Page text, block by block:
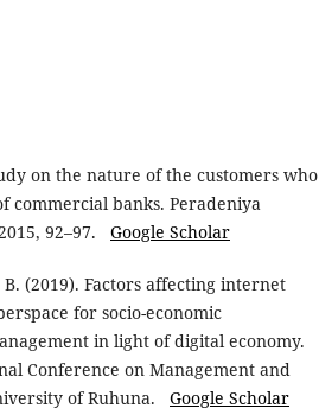
on the nature of the customers who
commercial banks. Peradeniya
92–97. Google Scholar
(2019). Factors affecting internet
for socio-economic
in light of digital economy.
Conference on Management and
of Ruhuna. Google Scholar